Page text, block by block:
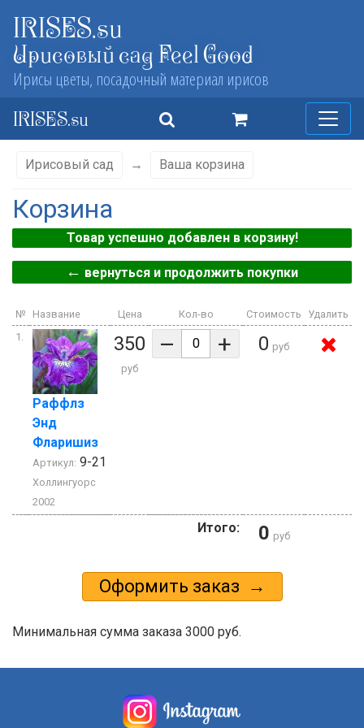
IRISES.su
Ирисовый сад Feel Good
Ирисы цветы, посадочный материал ирисов
IRISES.su
Ирисовый сад → Ваша корзина
Корзина
Товар успешно добавлен в корзину!
← вернуться и продолжить покупки
№ Название Цена Кол-во Стоимость
Удалить
1.
Раффлз
Энд
Фларишиз
Артикул: 9-21
Холлингуорс
2002
350
руб
– + 0 руб
Итого: 0 руб
Минимальная сумма заказа 3000 руб.